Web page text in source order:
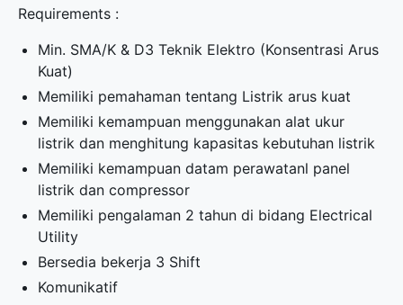
Requirements :
Min. SMA/K & D3 Teknik Elektro (Konsentrasi Arus
Kuat)
Memiliki pemahaman tentang Listrik arus kuat
Memiliki kemampuan menggunakan alat ukur
listrik dan menghitung kapasitas kebutuhan listrik
Memiliki kemampuan datam perawatanl panel
listrik dan compressor
Memiliki pengalaman 2 tahun di bidang Electrical
Utility
Bersedia bekerja 3 Shift
Komunikatif